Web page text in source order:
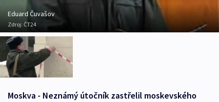
Eduard Čuvašov
Zdroj: ČT24
Moskva - Neznámý útočník zastřelil moskevského